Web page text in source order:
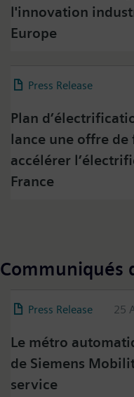
l'innovation
Europe
Press Release
Plan
lance une offre
accélérer
France
Please click on
transmitted to, and
Please check twitter's
information.
Communiqués
Press Release 25
Le métro
de Siemens
service